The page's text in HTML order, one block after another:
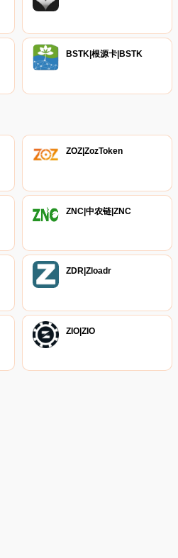
BSTK|根源卡|BSTK
ZOZ|ZozToken
ZNC|中农链|ZNC
ZDR|Zloadr
ZIO|ZIO